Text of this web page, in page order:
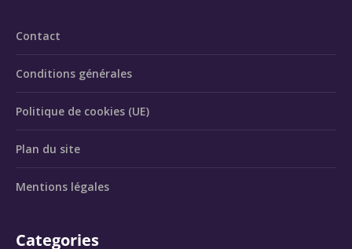
Contact
Conditions générales
Politique de cookies (UE)
Plan du site
Mentions légales
Categories